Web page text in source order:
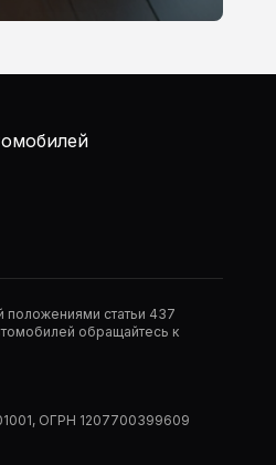
положениями статьи 437
обращайтесь к
ОГРН 1207700399609